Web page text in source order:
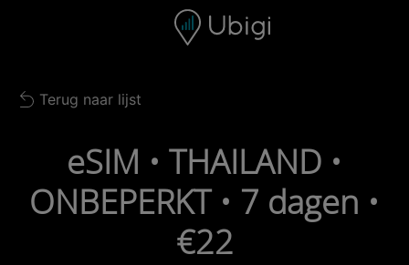
Navigatiebalk Voettekst
Back to list
Terug naar lijst
eSIM • THAILAND •
ONBEPERKT • 7 dagen •
€22